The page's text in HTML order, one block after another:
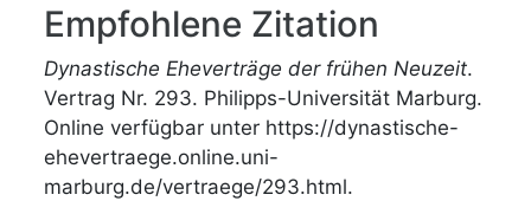
Empfohlene Zitation
Dynastische Eheverträge der frühen Neuzeit.
Vertrag Nr. 293. Philipps-Universität Marburg.
Online verfügbar unter https://dynastische-
ehevertraege.online.uni-
marburg.de/vertraege/293.html.